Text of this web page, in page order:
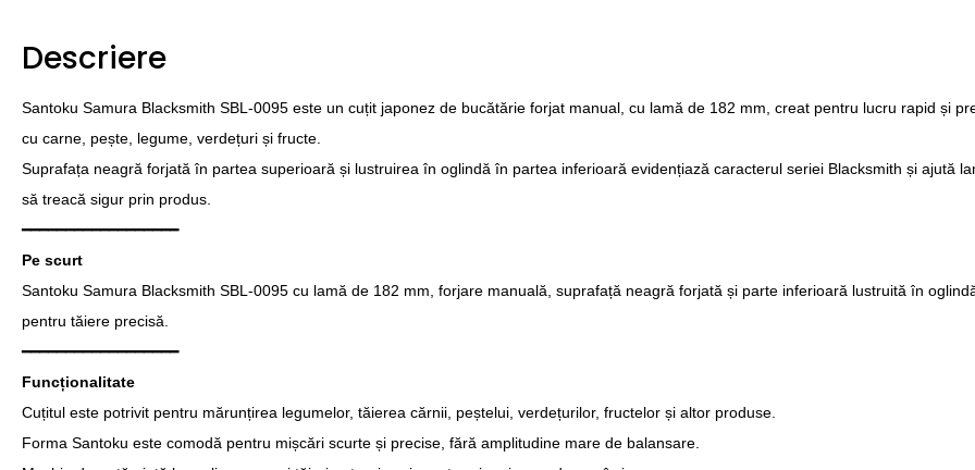
Descriere
Santoku Samura Blacksmith SBL-0095 este un cuțit japonez de bucătărie forjat manual, cu lamă de 182 mm, creat pentru lucru rapid și
cu carne, pește, legume, verdețuri și fructe.
Suprafața neagră forjată în partea superioară și lustruirea în oglindă în partea inferioară evidențiază caracterul seriei Blacksmith și ajută
să treacă sigur prin produs.
━━━━━━━━━━━━━━━━━━
Pe scurt
Santoku Samura Blacksmith SBL-0095 cu lamă de 182 mm, forjare manuală, suprafață neagră forjată și parte inferioară lustruită în
pentru tăiere precisă.
━━━━━━━━━━━━━━━━━━
Funcționalitate
Cuțitul este potrivit pentru mărunțirea legumelor, tăierea cărnii, peștelui, verdețurilor, fructelor și altor produse.
Forma Santoku este comodă pentru mișcări scurte și precise, fără amplitudine mare de balansare.